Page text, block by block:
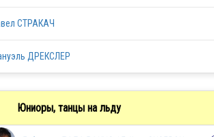
СТРАКАЧ
ДРЕКСЛЕР
Юниоры, танцы на льду